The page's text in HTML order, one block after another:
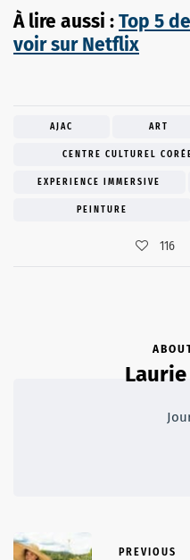
À lire aussi :Top 5
voir sur Netflix
AJAC ART
CENTRE CULTUREL
EXPERIENCE IMMERSIVE
PEINTURE
116
PREVIOUS